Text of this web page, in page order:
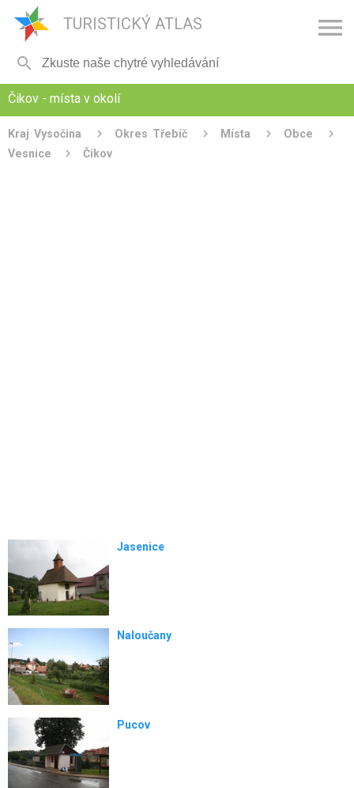
TURISTICKÝ ATLAS 

Čikov - místa v okolí
Kraj Vysočina Okres Třebíč Místa
Obce
Vesnice
Čikov
Jasenice
Naloučany
Pucov